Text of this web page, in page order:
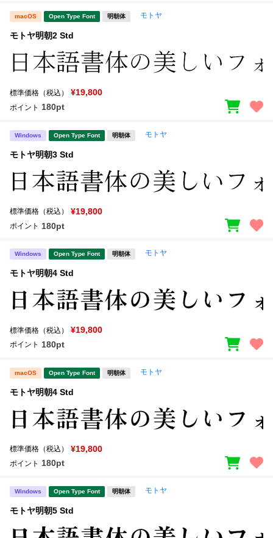
macOS Open Type Font 明朝体 モトヤ
モトヤ明朝2 Std
標準価格（税込） ¥19,800
ポイント 180pt
Windows Open Type Font 明朝体 モトヤ
モトヤ明朝3 Std
標準価格（税込） ¥19,800
ポイント 180pt
Windows Open Type Font 明朝体 モトヤ
モトヤ明朝4 Std
標準価格（税込） ¥19,800
ポイント 180pt
macOS Open Type Font 明朝体 モトヤ
モトヤ明朝4 Std
標準価格（税込） ¥19,800
ポイント 180pt
Windows Open Type Font 明朝体 モトヤ
モトヤ明朝5 Std